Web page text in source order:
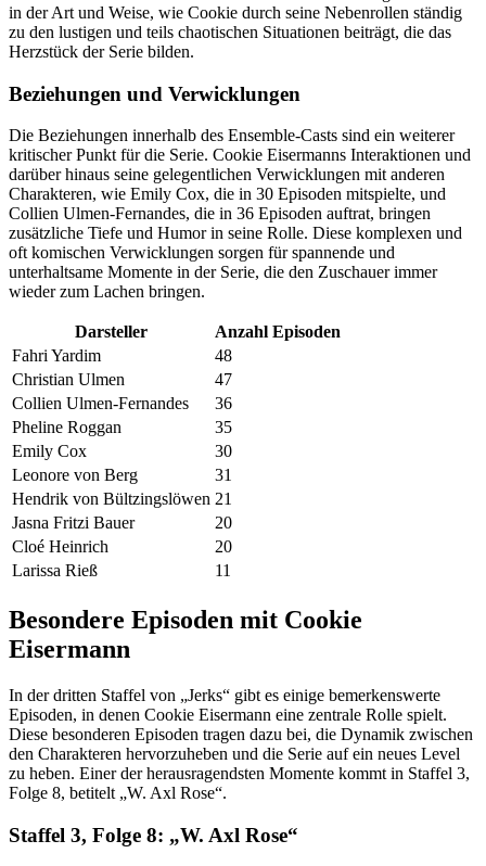
in der Art und Weise, wie Cookie durch seine Nebenrollen ständig
zu den lustigen und teils chaotischen Situationen beiträgt, die das
Herzstück der Serie bilden.
Beziehungen und Verwicklungen
Die Beziehungen innerhalb des Ensemble-Casts sind ein weiterer
kritischer Punkt für die Serie. Cookie Eisermanns Interaktionen und
darüber hinaus seine gelegentlichen Verwicklungen mit anderen
Charakteren, wie Emily Cox, die in 30 Episoden mitspielte, und
Collien Ulmen-Fernandes, die in 36 Episoden auftrat, bringen
zusätzliche Tiefe und Humor in seine Rolle. Diese komplexen und
oft komischen Verwicklungen sorgen für spannende und
unterhaltsame Momente in der Serie, die den Zuschauer immer
wieder zum Lachen bringen.
Darsteller
Anzahl Episoden
Fahri Yardim
48
Christian Ulmen
47
Collien Ulmen-Fernandes
36
Pheline Roggan
35
Emily Cox
30
Leonore von Berg
31
Hendrik von Bültzingslöwen 21
Jasna Fritzi Bauer
20
Cloé Heinrich
20
Larissa Rieß
11
Besondere Episoden mit Cookie
Eisermann
In der dritten Staffel von „Jerks“ gibt es einige bemerkenswerte
Episoden, in denen Cookie Eisermann eine zentrale Rolle spielt.
Diese besonderen Episoden tragen dazu bei, die Dynamik zwischen
den Charakteren hervorzuheben und die Serie auf ein neues Level
zu heben. Einer der herausragendsten Momente kommt in Staffel 3,
Folge 8, betitelt „W. Axl Rose“.
Staffel 3, Folge 8: „W. Axl Rose“